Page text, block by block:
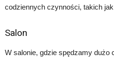
codziennych czynności, takich
Salon
W salonie, gdzie spędzamy dużo